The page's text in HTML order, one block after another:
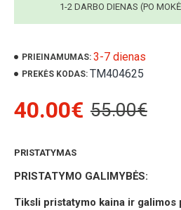
1-2 DARBO DIENAS (PO
PRIEINAMUMAS: 3-7 dienas
PREKĖS KODAS: TM404625
40.00€ 55.00€
PRISTATYMAS
PRISTATYMO GALIMYBĖS:
Tiksli pristatymo kaina ir galimos